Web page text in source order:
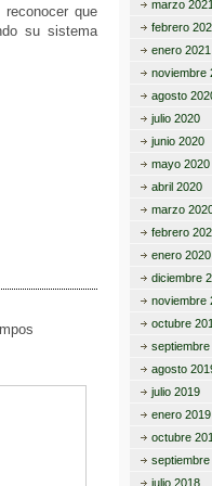
que
su sistema
marzo
febrero
enero 2021
noviembre
agosto
julio 2020
junio 2020
mayo 2020
abril 2020
marzo
febrero
enero 2020
diciembre
noviembre
octubre
septiembre
agosto
julio 2019
enero 2019
octubre
septiembre
julio 2018